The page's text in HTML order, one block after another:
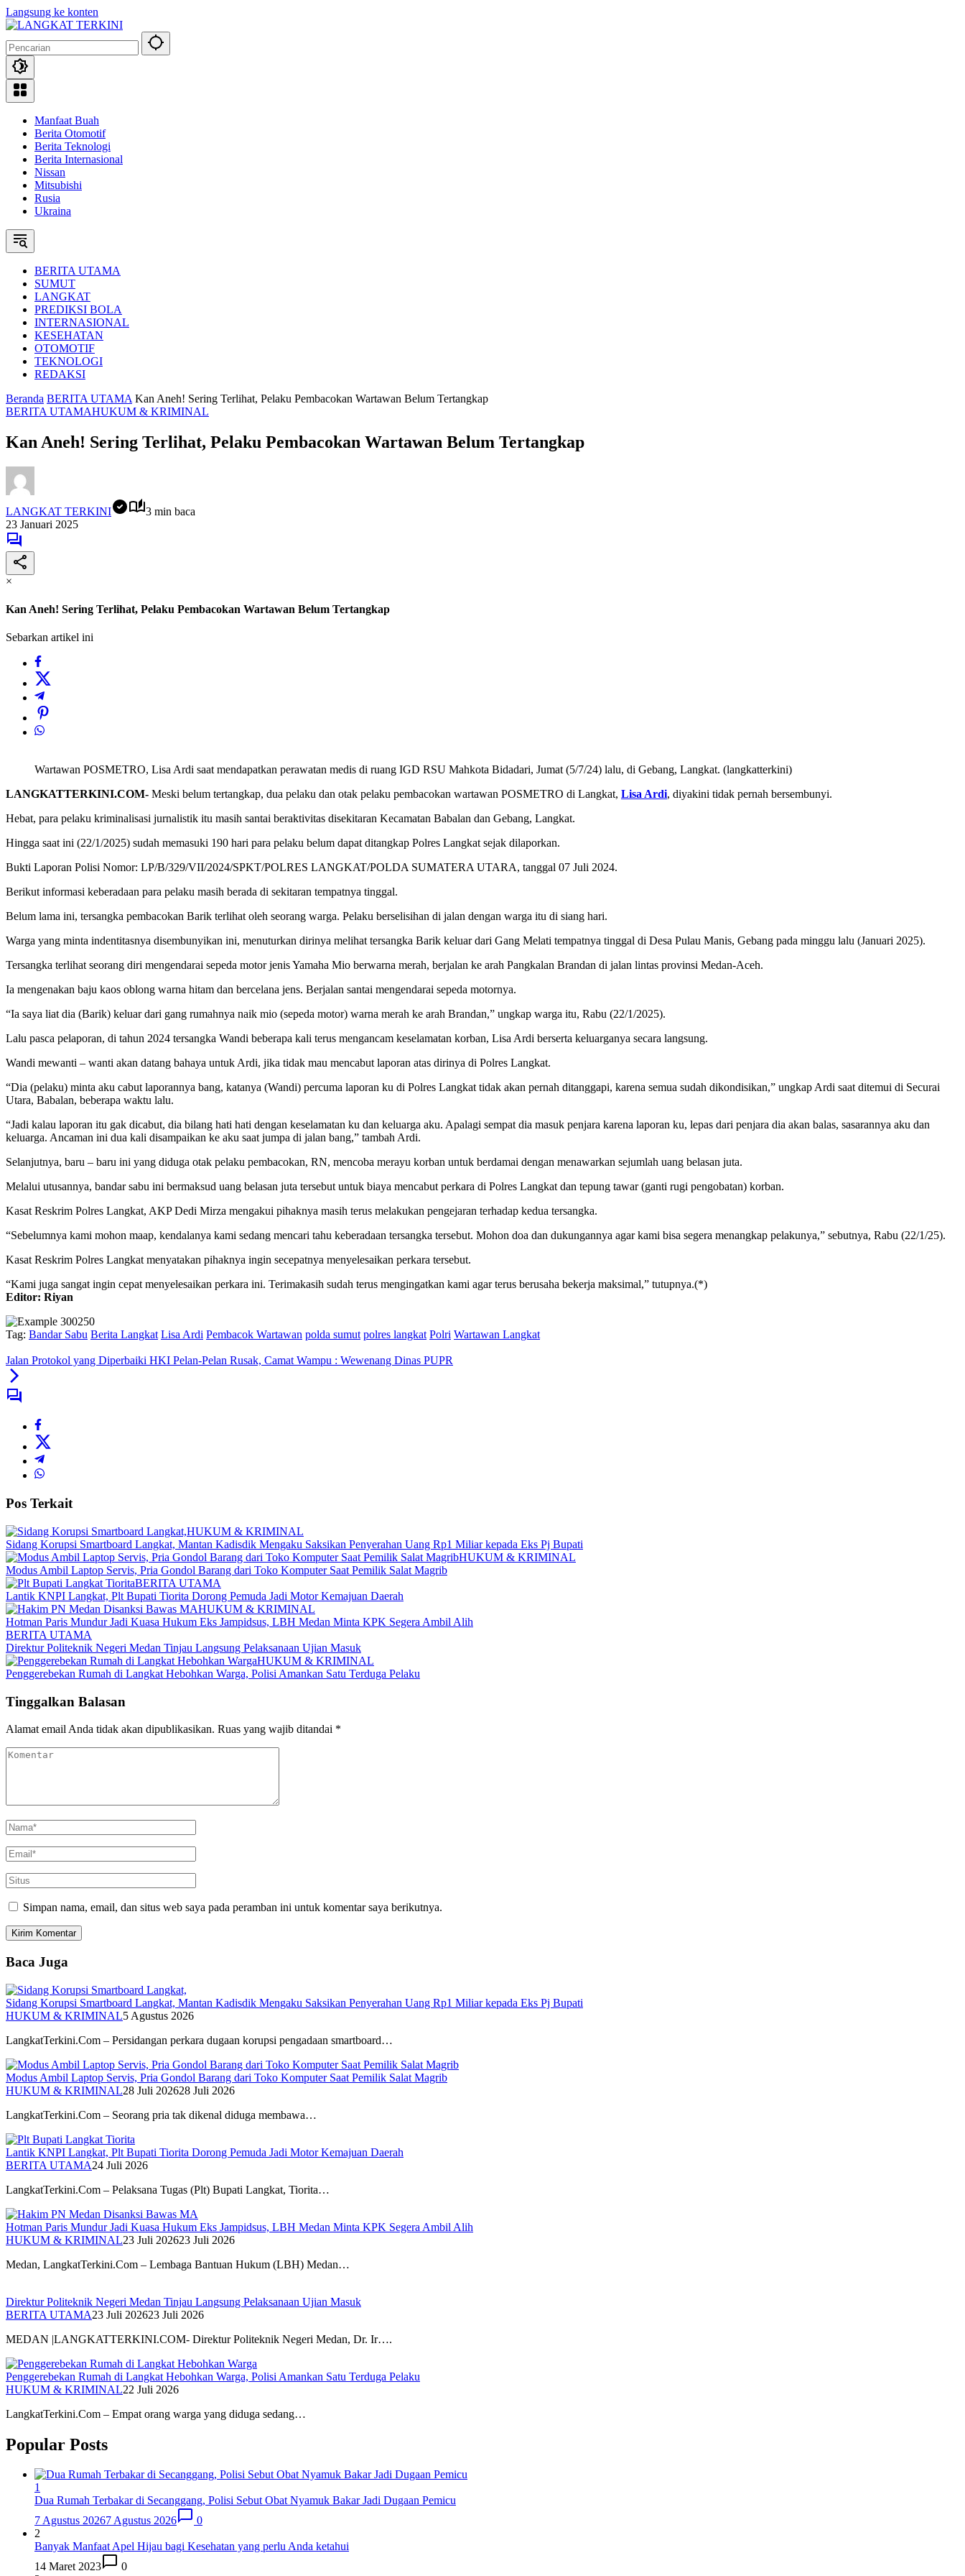
Langsung ke konten
Manfaat Buah
Berita Otomotif
Berita Teknologi
Berita Internasional
Nissan
Mitsubishi
Rusia
Ukraina
BERITA UTAMA
SUMUT
LANGKAT
PREDIKSI BOLA
INTERNASIONAL
KESEHATAN
OTOMOTIF
TEKNOLOGI
REDAKSI
Beranda BERITA UTAMA Kan Aneh! Sering Terlihat, Pelaku Pembacokan Wartawan Belum Tertangkap
BERITA UTAMAHUKUM & KRIMINAL
Kan Aneh! Sering Terlihat, Pelaku Pembacokan Wartawan Belum Tertangkap
LANGKAT TERKINI
3 min baca
23 Januari 2025
×
Kan Aneh! Sering Terlihat, Pelaku Pembacokan Wartawan Belum Tertangkap
Sebarkan artikel ini
Wartawan POSMETRO, Lisa Ardi saat mendapatkan perawatan medis di ruang IGD RSU Mahkota Bidadari, Jumat (5/7/24) lalu, di Gebang, Langkat. (langkatterkini)
LANGKATTERKINI.COM- Meski belum tertangkap, dua pelaku dan otak pelaku pembacokan wartawan POSMETRO di Langkat, Lisa Ardi, diyakini tidak pernah bersembunyi.
Hebat, para pelaku kriminalisasi jurnalistik itu masih santai beraktivitas disekitaran Kecamatan Babalan dan Gebang, Langkat.
Hingga saat ini (22/1/2025) sudah memasuki 190 hari para pelaku belum dapat ditangkap Polres Langkat sejak dilaporkan.
Bukti Laporan Polisi Nomor: LP/B/329/VII/2024/SPKT/POLRES LANGKAT/POLDA SUMATERA UTARA, tanggal 07 Juli 2024.
Berikut informasi keberadaan para pelaku masih berada di sekitaran tempatnya tinggal.
Belum lama ini, tersangka pembacokan Barik terlihat oleh seorang warga. Pelaku berselisihan di jalan dengan warga itu di siang hari.
Warga yang minta indentitasnya disembunyikan ini, menuturkan dirinya melihat tersangka Barik keluar dari Gang Melati tempatnya tinggal di Desa Pulau Manis, Gebang pada minggu lalu (Januari 2025).
Tersangka terlihat seorang diri mengendarai sepeda motor jenis Yamaha Mio berwarna merah, berjalan ke arah Pangkalan Brandan di jalan lintas provinsi Medan-Aceh.
Ia mengenakan baju kaos oblong warna hitam dan bercelana jens. Berjalan santai mengendarai sepeda motornya.
“Ia saya liat dia (Barik) keluar dari gang rumahnya naik mio (sepeda motor) warna merah ke arah Brandan,” ungkap warga itu, Rabu (22/1/2025).
Lalu pasca pelaporan, di tahun 2024 tersangka Wandi beberapa kali terus mengancam keselamatan korban, Lisa Ardi berserta keluarganya secara langsung.
Wandi mewanti – wanti akan datang bahaya untuk Ardi, jika tidak mau mencabut laporan atas dirinya di Polres Langkat.
“Dia (pelaku) minta aku cabut laporannya bang, katanya (Wandi) percuma laporan ku di Polres Langkat tidak akan pernah ditanggapi, karena semua sudah dikondisikan,” ungkap Ardi saat ditemui di Securai
Utara, Babalan, beberapa waktu lalu.
“Jadi kalau laporan itu gak dicabut, dia bilang hati hati dengan keselamatan ku dan keluarga aku. Apalagi sempat dia masuk penjara karena laporan ku, lepas dari penjara dia akan balas, sasarannya aku dan
keluarga. Ancaman ini dua kali disampaikan ke aku saat jumpa di jalan bang,” tambah Ardi.
Selanjutnya, baru – baru ini yang diduga otak pelaku pembacokan, RN, mencoba merayu korban untuk berdamai dengan menawarkan sejumlah uang belasan juta.
Melalui utusannya, bandar sabu ini bermaksud uang belasan juta tersebut untuk biaya mencabut perkara di Polres Langkat dan tepung tawar (ganti rugi pengobatan) korban.
Kasat Reskrim Polres Langkat, AKP Dedi Mirza mengakui pihaknya masih terus melakukan pengejaran terhadap kedua tersangka.
“Sebelumnya kami mohon maap, kendalanya kami sedang mencari tahu keberadaan tersangka tersebut. Mohon doa dan dukungannya agar kami bisa segera menangkap pelakunya,” sebutnya, Rabu (22/1/25).
Kasat Reskrim Polres Langkat menyatakan pihaknya ingin secepatnya menyelesaikan perkara tersebut.
“Kami juga sangat ingin cepat menyelesaikan perkara ini. Terimakasih sudah terus mengingatkan kami agar terus berusaha bekerja maksimal,” tutupnya.(*)
Editor: Riyan
Tag: Bandar Sabu Berita Langkat Lisa Ardi Pembacok Wartawan polda sumut polres langkat Polri Wartawan Langkat
Jalan Protokol yang Diperbaiki HKI Pelan-Pelan Rusak, Camat Wampu : Wewenang Dinas PUPR
Pos Terkait
HUKUM & KRIMINAL
Sidang Korupsi Smartboard Langkat, Mantan Kadisdik Mengaku Saksikan Penyerahan Uang Rp1 Miliar kepada Eks Pj Bupati
HUKUM & KRIMINAL
Modus Ambil Laptop Servis, Pria Gondol Barang dari Toko Komputer Saat Pemilik Salat Magrib
BERITA UTAMA
Lantik KNPI Langkat, Plt Bupati Tiorita Dorong Pemuda Jadi Motor Kemajuan Daerah
HUKUM & KRIMINAL
Hotman Paris Mundur Jadi Kuasa Hukum Eks Jampidsus, LBH Medan Minta KPK Segera Ambil Alih
BERITA UTAMA
Direktur Politeknik Negeri Medan Tinjau Langsung Pelaksanaan Ujian Masuk
HUKUM & KRIMINAL
Penggerebekan Rumah di Langkat Hebohkan Warga, Polisi Amankan Satu Terduga Pelaku
Tinggalkan Balasan
Alamat email Anda tidak akan dipublikasikan. Ruas yang wajib ditandai *
Simpan nama, email, dan situs web saya pada peramban ini untuk komentar saya berikutnya.
Baca Juga
Sidang Korupsi Smartboard Langkat, Mantan Kadisdik Mengaku Saksikan Penyerahan Uang Rp1 Miliar kepada Eks Pj Bupati
HUKUM & KRIMINAL5 Agustus 2026
LangkatTerkini.Com – Persidangan perkara dugaan korupsi pengadaan smartboard…
Modus Ambil Laptop Servis, Pria Gondol Barang dari Toko Komputer Saat Pemilik Salat Magrib
HUKUM & KRIMINAL28 Juli 202628 Juli 2026
LangkatTerkini.Com – Seorang pria tak dikenal diduga membawa…
Lantik KNPI Langkat, Plt Bupati Tiorita Dorong Pemuda Jadi Motor Kemajuan Daerah
BERITA UTAMA24 Juli 2026
LangkatTerkini.Com – Pelaksana Tugas (Plt) Bupati Langkat, Tiorita…
Hotman Paris Mundur Jadi Kuasa Hukum Eks Jampidsus, LBH Medan Minta KPK Segera Ambil Alih
HUKUM & KRIMINAL23 Juli 202623 Juli 2026
Medan, LangkatTerkini.Com – Lembaga Bantuan Hukum (LBH) Medan…
Direktur Politeknik Negeri Medan Tinjau Langsung Pelaksanaan Ujian Masuk
BERITA UTAMA23 Juli 202623 Juli 2026
MEDAN |LANGKATTERKINI.COM- Direktur Politeknik Negeri Medan, Dr. Ir….
Penggerebekan Rumah di Langkat Hebohkan Warga, Polisi Amankan Satu Terduga Pelaku
HUKUM & KRIMINAL22 Juli 2026
LangkatTerkini.Com – Empat orang warga yang diduga sedang…
Popular Posts
1
Dua Rumah Terbakar di Secanggang, Polisi Sebut Obat Nyamuk Bakar Jadi Dugaan Pemicu
7 Agustus 20267 Agustus 2026
0
2
Banyak Manfaat Apel Hijau bagi Kesehatan yang perlu Anda ketahui
14 Maret 2023
0